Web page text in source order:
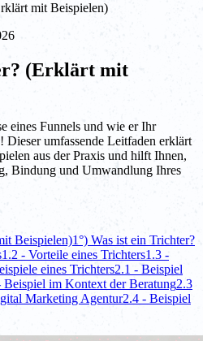
mit Beispielen)
(Erklärt mit
eines Funnels und wie er Ihr
umfassende Leitfaden erklärt
aus der Praxis und hilft Ihnen,
Bindung und Umwandlung Ihres
Beispielen)1°) Was ist ein Trichter?
1.2 - Vorteile eines Trichters1.3 -
eines Trichters2.1 - Beispiel
Beispiel im Kontext der Beratung2.3
Marketing Agentur2.4 - Beispiel